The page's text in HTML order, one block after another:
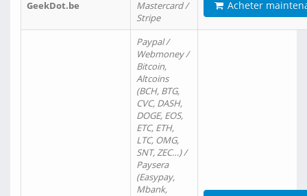
GeekDot.be
Mastercard /
Stripe
Acheter
Paypal /
Webmoney /
Bitcoin,
Altcoins
(BCH, BTG,
CVC, DASH,
DOGE, EOS,
ETC, ETH,
LTC, OMG,
SNT, ZEC…) /
Paysera
(Easypay,
Mbank,